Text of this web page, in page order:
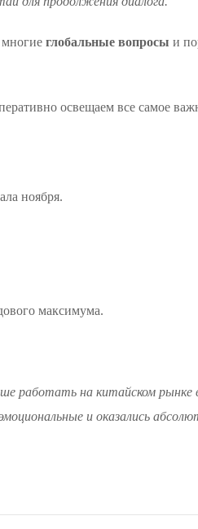
многие глобальные вопросы и
освещаем все самое
ноября.
максимума.
работать на китайском рынке
и оказались